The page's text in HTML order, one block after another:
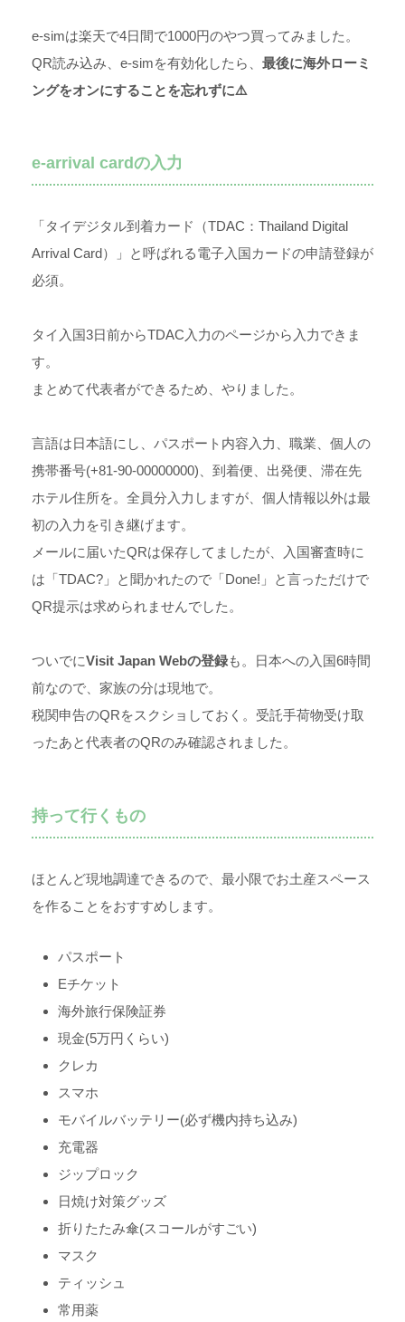
e-simは楽天で4日間で1000円のやつ買ってみました。
QR読み込み、e-simを有効化したら、 最後に海外ローミ
ングをオンにすることを忘れずに⚠️
e-arrival cardの入力
「タイデジタル到着カード（TDAC：Thailand Digital
Arrival Card）」と呼ばれる電子入国カードの申請登録が
必須。
タイ入国3日前からTDAC入力のページから入力できま
す。
まとめて代表者ができるため、やりました。
言語は日本語にし、パスポート内容入力、職業、個人の
携帯番号(+81-90-00000000)、到着便、出発便、 滞在先
ホテル住所を。全員分入力しますが、個人情報以外は最
初の入力を引き継げます。
メールに届いたQRは保存してましたが、入国審査時に
は「TDAC?」と聞かれたので「Done!」と言っただけで
QR提示は求められませんでした。
ついでにVisit Japan Webの登録も。日本への入国6時間
前なので、家族の分は現地で。
税関申告のQRをスクショしておく。受託手荷物受け取
ったあと代表者のQRのみ確認されました。
持って行くもの
ほとんど現地調達できるので、最小限でお土産スペース
を作ることをおすすめします。
パスポート
Eチケット
海外旅行保険証券
現金(5万円くらい)
クレカ
スマホ
モバイルバッテリー(必ず機内持ち込み)
充電器
ジップロック
日焼け対策グッズ
折りたたみ傘(スコールがすごい)
マスク
ティッシュ
常用薬